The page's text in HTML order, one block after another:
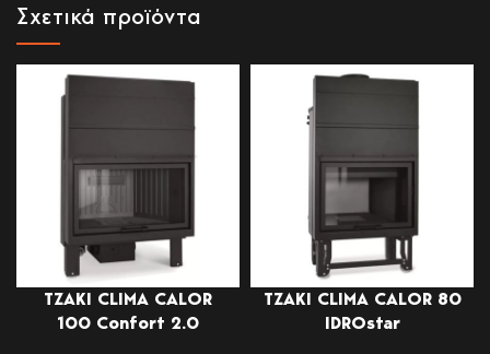
Σχετικά προϊόντα
ΤΖΑΚΙ CLIMA CALOR
100 Confort 2.0
ΤΖΑΚΙ CLIMA CALOR 80
IDROstar